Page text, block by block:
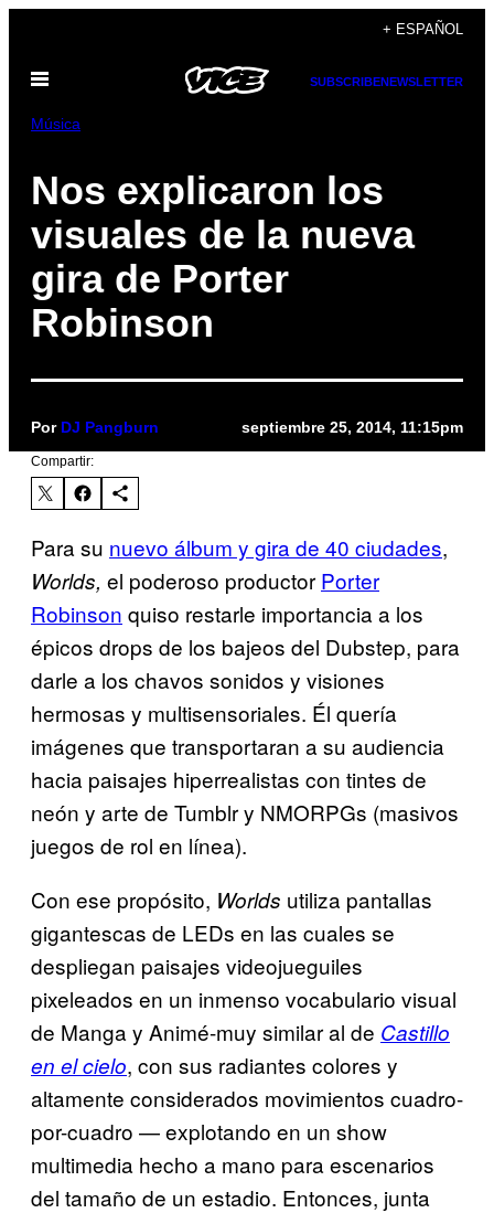
contenido
+ ESPAÑOL
Abrir
SUBSCRIBENEWSLETTER
Música
Nos explicaron los
visuales de la nueva
gira de Porter
Robinson
Por DJ Pangburn septiembre 25, 2014, 11:15pm
Compartir:
Para su nuevo álbum y gira de 40 ciudades,
Worlds, el poderoso productor Porter
Robinson quiso restarle importancia a los
épicos drops de los bajeos del Dubstep, para
darle a los chavos sonidos y visiones
hermosas y multisensoriales. Él quería
imágenes que transportaran a su audiencia
hacia paisajes hiperrealistas con tintes de
neón y arte de Tumblr y NMORPGs (masivos
juegos de rol en línea).
Con ese propósito, Worlds utiliza pantallas
gigantescas de LEDs en las cuales se
despliegan paisajes videojueguiles
pixeleados en un inmenso vocabulario visual
de Manga y Animé-muy similar al de Castillo
en el cielo, con sus radiantes colores y
altamente considerados movimientos cuadro-
por-cuadro — explotando en un show
multimedia hecho a mano para escenarios
del tamaño de un estadio. Entonces, junta